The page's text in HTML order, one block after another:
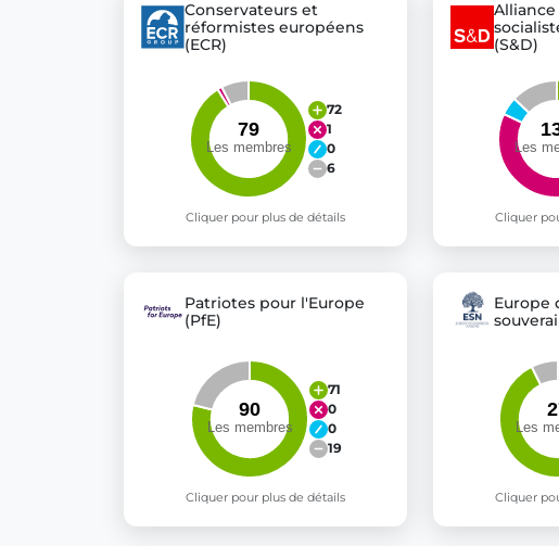
Conservateurs et
réformistes européens
(ECR)
72
1
0
6
Cliquer pour plus de détails
(S&D)
Cliquer
Patriotes pour l'Europe
(PfE)
71
0
0
19
Cliquer pour plus de détails
Europe
Cliquer